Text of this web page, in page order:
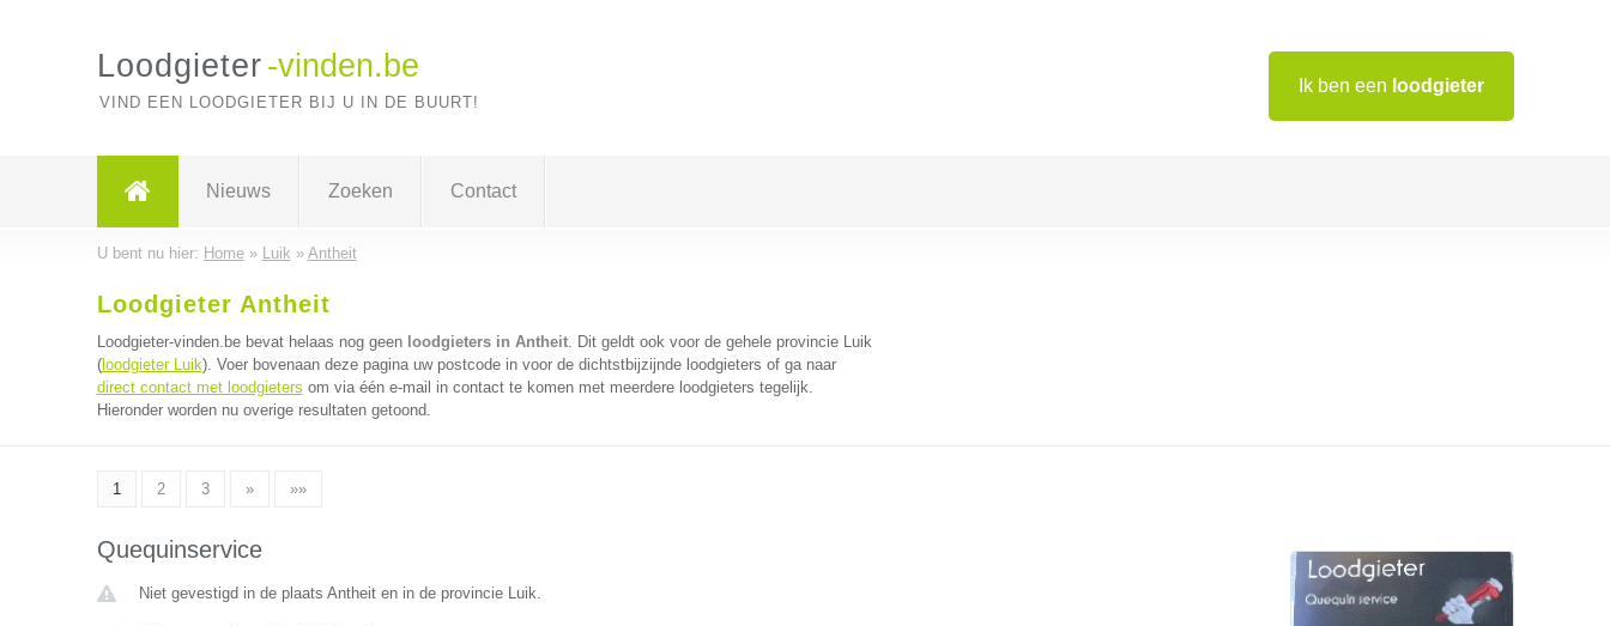
Ik ben een loodgieter
Loodgieter -vinden.be
VIND EEN LOODGIETER BIJ U IN DE BUURT!
Nieuws Zoeken Contact
U bent nu hier: Home» Luik » Antheit
Loodgieter Antheit
Loodgieter-vinden.be bevat helaas nog geen loodgieters in Antheit. Dit geldt ook voor de gehele provincie Luik
(loodgieter Luik). Voer bovenaan deze pagina uw postcode in voor de dichtstbijzijnde loodgieters of ga naar
direct contact met loodgieters om via één e-mail in contact te komen met meerdere loodgieters tegelijk.
Hieronder worden nu overige resultaten getoond.
1 2 3 » »»
Quequinservice
Niet gevestigd in de plaats Antheit en in de provincie Luik.